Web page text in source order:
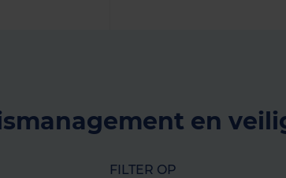
en
FILTER OP